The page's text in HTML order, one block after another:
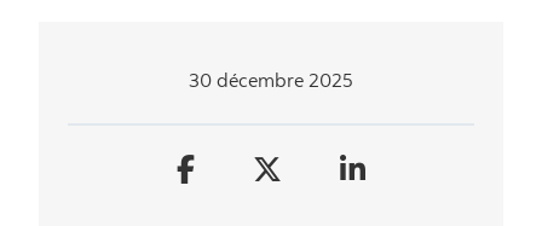
30 décembre 2025